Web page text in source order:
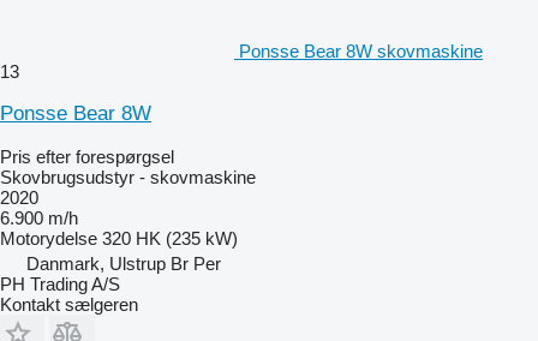
Ponsse Bear 8W skovmaskine
13
Ponsse Bear 8W
Pris efter forespørgsel
Skovbrugsudstyr - skovmaskine
2020
6.900 m/h
Motorydelse 320 HK (235 kW)
Danmark, Ulstrup Br Per
PH Trading A/S
Kontakt sælgeren